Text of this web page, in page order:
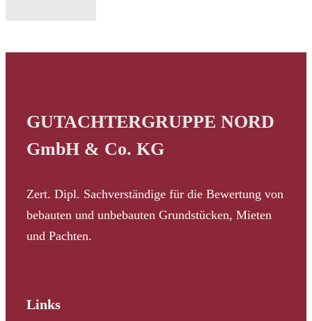
GUTACHTERGRUPPE NORD
GmbH & Co. KG
Zert. Dipl. Sachverständige für die Bewertung von
bebauten und unbebauten Grundstücken, Mieten
und Pachten.
Links